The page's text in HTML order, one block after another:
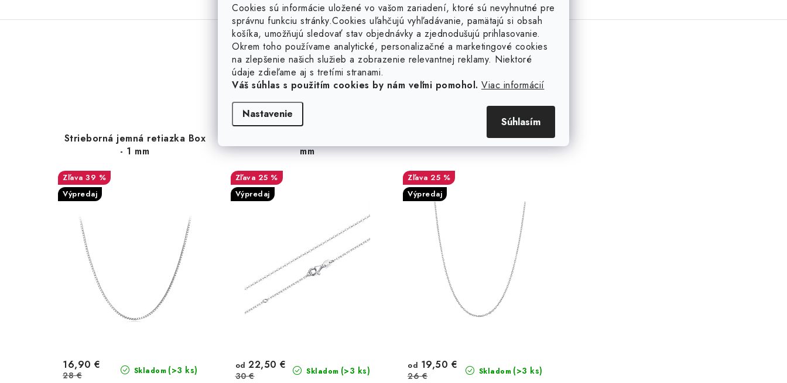
Cookies sú informácie uložené vo vašom zariadení, ktoré sú nevyhnutné pre
správnu funkciu stránky.Cookies uľahčujú vyhľadávanie, pamätajú si obsah
košíka, umožňujú sledovať stav objednávky a zjednodušujú prihlasovanie.
Okrem toho používame analytické, personalizačné a marketingové cookies
na zlepšenie našich služieb a zobrazenie relevantnej reklamy. Niektoré
údaje zdieľame aj s tretími stranami.
Váš súhlas s použitím cookies by nám veľmi pomohol. Viac informácií
Nastavenie
Súhlasím
Súvisiaci tovar
Strieborná jemná retiazka Box
- 1 mm
39 %
Výpredaj
Skladom (>3 ks)
16,90 €
28 €
mm
25 %
Výpredaj
Skladom (>3 ks)
od 22,50 €
30 €
Strieborná jemná retiazka
25 %
Výpredaj
Skladom (>3 ks)
od 19,50 €
26 €